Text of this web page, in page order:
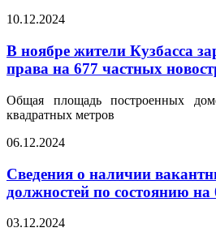
10.12.2024
В ноябре жители Кузбасса
права на 677 частных
Общая площадь построенных
квадратных метров
06.12.2024
Сведения о наличии
должностей по состоянию на
03.12.2024